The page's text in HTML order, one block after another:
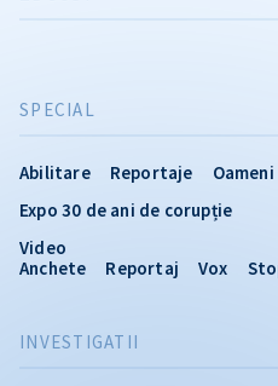
INVESTIGATII
SPECIAL
Abilitare Reportaje Oameni
Expo 30 de ani de corupție
Video
Anchete
Reportaj Vox